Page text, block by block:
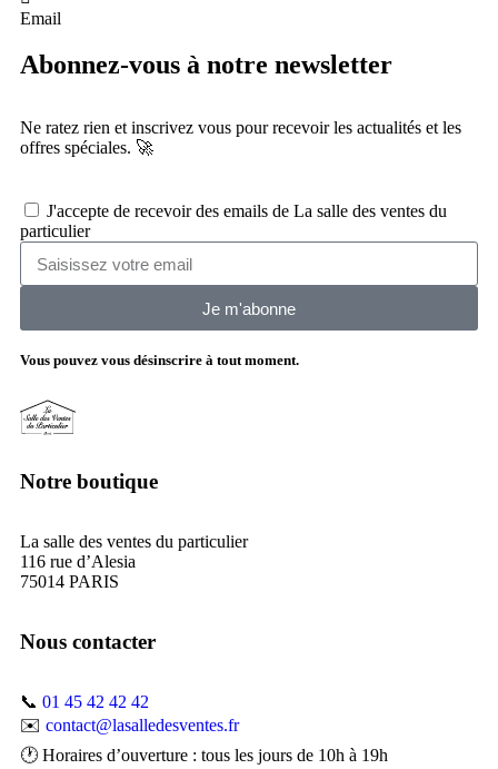
Email
Abonnez-vous à notre newsletter
Ne ratez rien et inscrivez vous pour recevoir les actualités et les
offres spéciales. 🚀​
J'accepte de recevoir des emails de La salle des ventes du
particulier
Je m'abonne
Vous pouvez vous désinscrire à tout moment.
Notre boutique
La salle des ventes du particulier
116 rue d’Alesia
75014 PARIS
Nous contacter
📞 01 45 42 42 42
✉️ contact@lasalledesventes.fr
🕐 Horaires d’ouverture : tous les jours de 10h à 19h